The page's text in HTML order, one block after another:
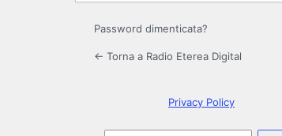
Password dimenticata?
← Torna a Radio Eterea Digital
Privacy Policy